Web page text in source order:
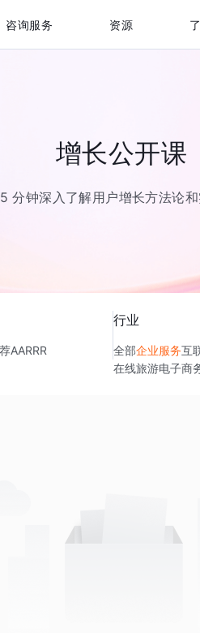
咨询服务 资源
增长公开课
分钟深入了解用户增长方法论
AARRR
行业
全部企业服务互
在线旅游电子商